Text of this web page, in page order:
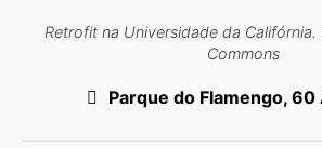
Retrofit na Universidade da
Commons
Parque do Flamengo, 60